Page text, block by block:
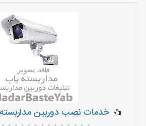
خدمات نصب دوربین مداربسته